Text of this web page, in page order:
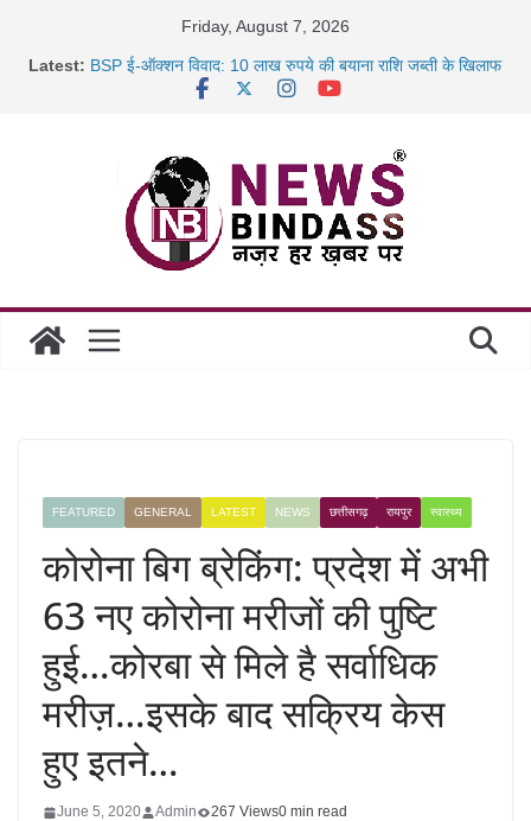
Friday, August 7, 2026
Latest: BSP ई-ऑक्शन विवाद: 10 लाख रुपये की बयाना राशि जब्ती के खिलाफ
साइबर ठगी पर दुर्ग पुलिस का बड़ा एक्शन: 13 म्यूल बैंक खाताधारक
गिरफ्तार
FEATURED GENERAL LATEST NEWS छत्तीसगढ़ रायपुर स्वास्थ्य
कोरोना बिग ब्रेकिंग: प्रदेश में अभी
63 नए कोरोना मरीजों की पुष्टि
हुई…कोरबा से मिले है सर्वाधिक
मरीज़…इसके बाद सक्रिय केस
हुए इतने…
June 5, 2020 Admin 267 Views0 min read